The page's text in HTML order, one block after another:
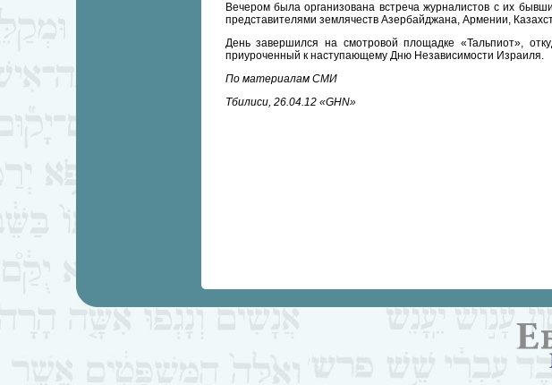
Вечером была организована встреча журналистов с их
представителями землячеств Азербайджана, Армении,
День завершился на смотровой площадке «Тальпиот»,
приуроченный к наступающему Дню Независимости Израиля.
По материалам СМИ
Тбилиси, 26.04.12 «GHN»